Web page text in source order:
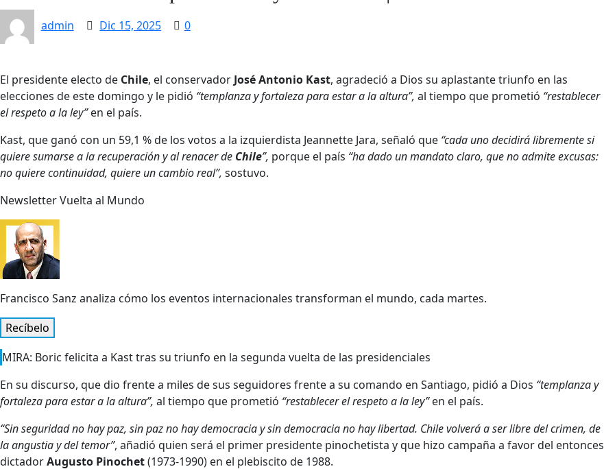
admin Dic 15, 2025 0
El presidente electo de Chile, el conservador José Antonio Kast, agradeció a Dios su aplastante triunfo en las
elecciones de este domingo y le pidió “templanza y fortaleza para estar a la altura”, al tiempo que prometió “restablecer
el respeto a la ley”en el país.
Kast, que ganó con un 59,1 % de los votos a la izquierdista Jeannette Jara, señaló que “cada uno decidirá libremente si
quiere sumarse a la recuperación y al renacer de Chile”, porque el país “ha dado un mandato claro, que no admite excusas:
no quiere continuidad, quiere un cambio real”, sostuvo.
Newsletter Vuelta al Mundo
Francisco Sanz analiza cómo los eventos internacionales transforman el mundo, cada martes.
Recíbelo
MIRA: Boric felicita a Kast tras su triunfo en la segunda vuelta de las presidenciales
En su discurso, que dio frente a miles de sus seguidores frente a su comando en Santiago, pidió a Dios “templanza y
fortaleza para estar a la altura”, al tiempo que prometió “restablecer el respeto a la ley”en el país.
“Sin seguridad no hay paz, sin paz no hay democracia y sin democracia no hay libertad. Chile volverá a ser libre del crimen, de
la angustia y del temor”, añadió quien será el primer presidente pinochetista y que hizo campaña a favor del entonces
dictadorAugusto Pinochet(1973-1990) en el plebiscito de 1988.